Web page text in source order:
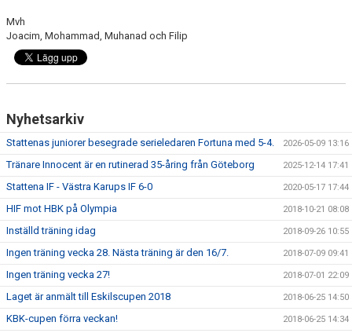
Mvh
Joacim, Mohammad, Muhanad och Filip
Nyhetsarkiv
Stattenas juniorer besegrade serieledaren Fortuna med 5-4. 2026-05-09 13:16
Tränare Innocent är en rutinerad 35-åring från Göteborg 2025-12-14 17:41
Stattena IF - Västra Karups IF 6-0 2020-05-17 17:44
HIF mot HBK på Olympia 2018-10-21 08:08
Inställd träning idag 2018-09-26 10:55
Ingen träning vecka 28. Nästa träning är den 16/7. 2018-07-09 09:41
Ingen träning vecka 27! 2018-07-01 22:09
Laget är anmält till Eskilscupen 2018 2018-06-25 14:50
KBK-cupen förra veckan! 2018-06-25 14:34